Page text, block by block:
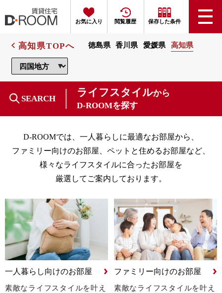
お気に入り 閲覧履歴 保存した条件
高知県TOPへ 徳島県 香川県 愛媛県 高知県
SEARCH
ライフスタイルから
D-ROOMを探す
D-ROOMでは、一人暮らしに最適なお部屋から、
ファミリー向けのお部屋、ペットと住めるお部屋など、
様々なライフスタイルに合ったお部屋を
厳選してご案内しております。
一人暮らし向けのお部屋
素敵なライフスタイルを叶え
ファミリー向けのお部屋
素敵なライフスタイルを叶え